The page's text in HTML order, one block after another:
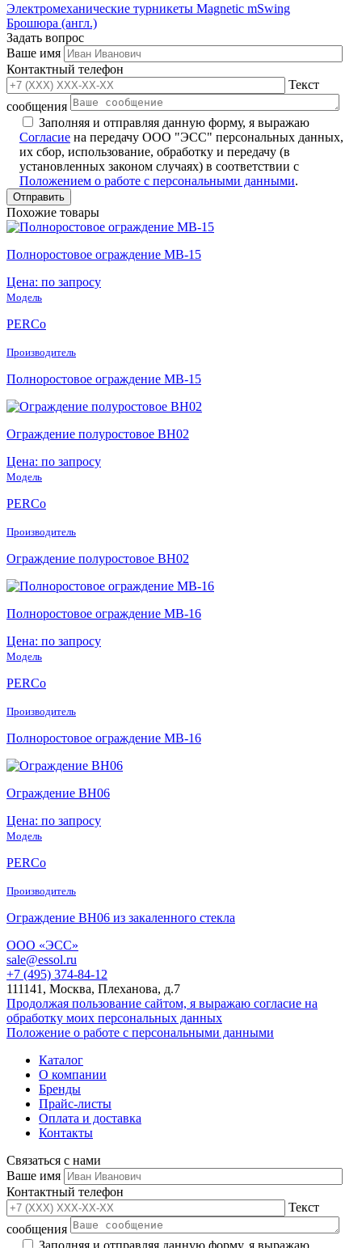
Электромеханические турникеты Magnetic mSwing
Брошюра (англ.)
Задать вопрос
Ваше имя
Контактный телефон
Текст
сообщения
Заполняя и отправляя данную форму, я выражаю
Согласие на передачу ООО "ЭСС" персональных данных,
их сбор, использование, обработку и передачу (в
установленных законом случаях) в соответствии с
Положением о работе с персональными данными.
Похожие товары
Полноростовое ограждение MB-15
Цена: по запросу
Модель
PERCo
Производитель
Полноростовое ограждение MB-15
Ограждение полуростовое BH02
Цена: по запросу
Модель
PERCo
Производитель
Ограждение полуростовое BH02
Полноростовое ограждение МB-16
Цена: по запросу
Модель
PERCo
Производитель
Полноростовое ограждение МB-16
Ограждение ВН06
Цена: по запросу
Модель
PERCo
Производитель
Ограждение ВН06 из закаленного стекла
ООО «ЭСС»
sale@essol.ru
+7 (495) 374-84-12
111141, Москва, Плеханова, д.7
Продолжая пользование сайтом, я выражаю согласие на
обработку моих персональных данных
Положение о работе с персональными данными
Каталог
О компании
Бренды
Прайс-листы
Оплата и доставка
Контакты
Связаться с нами
Ваше имя
Контактный телефон
Текст
сообщения
Заполняя и отправляя данную форму, я выражаю